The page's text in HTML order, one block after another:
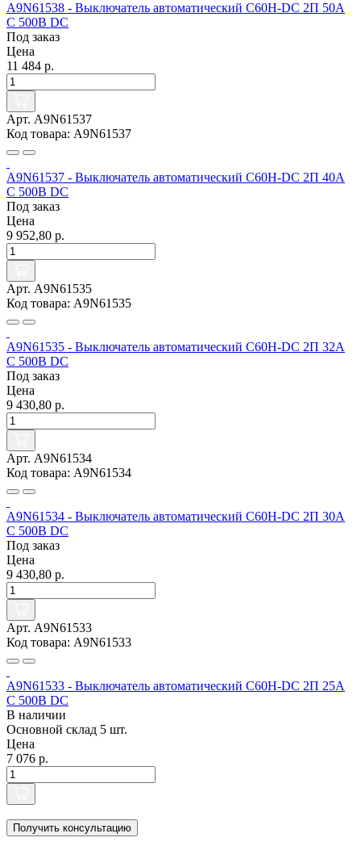
A9N61538 - Выключатель автоматический C60H-DC 2П 50А
C 500В DC
Под заказ
Цена
11 484 р.
Арт. A9N61537
Код товара: A9N61537
A9N61537 - Выключатель автоматический C60H-DC 2П 40А
C 500В DC
Под заказ
Цена
9 952,80 р.
Арт. A9N61535
Код товара: A9N61535
A9N61535 - Выключатель автоматический C60H-DC 2П 32А
C 500В DC
Под заказ
Цена
9 430,80 р.
Арт. A9N61534
Код товара: A9N61534
A9N61534 - Выключатель автоматический C60H-DC 2П 30А
C 500В DC
Под заказ
Цена
9 430,80 р.
Арт. A9N61533
Код товара: A9N61533
A9N61533 - Выключатель автоматический C60H-DC 2П 25А
C 500В DC
В наличии
Основной склад 5 шт.
Цена
7 076 р.
Получить консультацию